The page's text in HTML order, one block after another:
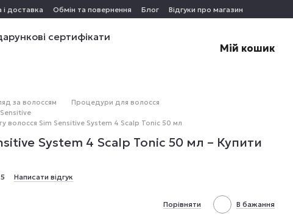
доставка Обмін та повернення Блог Відгуки про магазин
сертифікати
Мій кошик
за волоссям
Процедури для волосся
волосся Sim Sensitive System 4 Scalp Tonic 50 мл
System 4 Scalp Tonic 50 мл – Купити
Написати відгук
Порівняти В бажання